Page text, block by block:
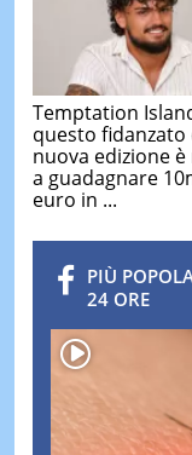
Temptation
questo fidanzato
nuova edizione
a guadagnare
euro in ...
PIÙ
24 ORE